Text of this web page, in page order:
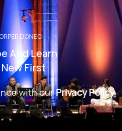
DONEC
And Learn
First
with ourPrivacy Policy